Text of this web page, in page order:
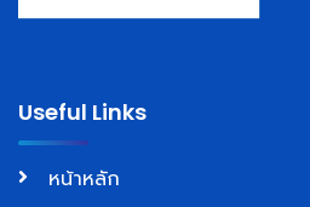
Useful Links
หน้าหลัก